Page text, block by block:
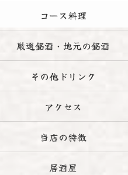
コース料理
厳選銘酒・地元の銘酒
その他ドリンク
アクセス
当店の特徴
居酒屋